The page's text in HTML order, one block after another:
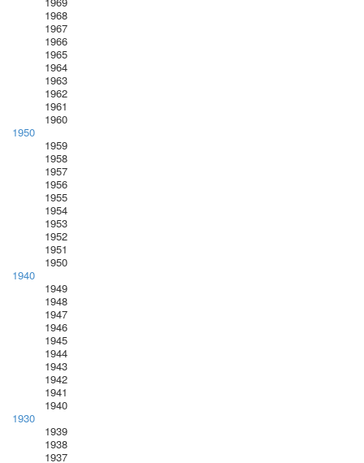
1968
1967
1966
1965
1964
1963
1962
1961
1960
1950
1959
1958
1957
1956
1955
1954
1953
1952
1951
1950
1940
1949
1948
1947
1946
1945
1944
1943
1942
1941
1940
1930
1939
1938
1937